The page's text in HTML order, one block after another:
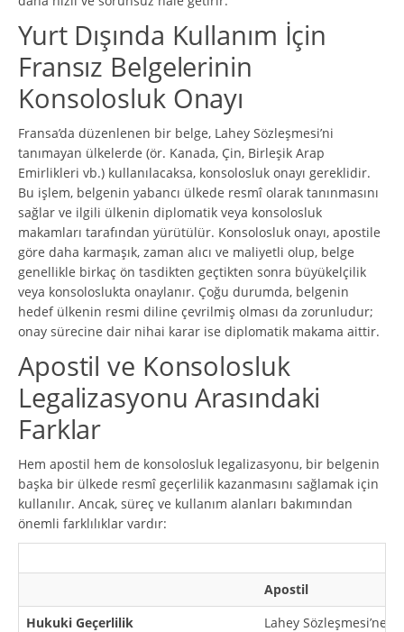
Yurt Dışında Kullanım İçin
Fransız Belgelerinin
Konsolosluk Onayı
Fransa’da düzenlenen bir belge, Lahey Sözleşmesi’ni
tanımayan ülkelerde (ör. Kanada, Çin, Birleşik Arap
Emirlikleri vb.) kullanılacaksa, konsolosluk onayı gereklidir.
Bu işlem, belgenin yabancı ülkede resmî olarak tanınmasını
sağlar ve ilgili ülkenin diplomatik veya konsolosluk
makamları tarafından yürütülür. Konsolosluk onayı, apostile
göre daha karmaşık, zaman alıcı ve maliyetli olup, belge
genellikle birkaç ön tasdikten geçtikten sonra büyükelçilik
veya konsoloslukta onaylanır. Çoğu durumda, belgenin
hedef ülkenin resmi diline çevrilmiş olması da zorunludur;
onay sürecine dair nihai karar ise diplomatik makama aittir.
Apostil ve Konsolosluk
Legalizasyonu Arasındaki
Farklar
Hem apostil hem de konsolosluk legalizasyonu, bir belgenin
başka bir ülkede resmî geçerlilik kazanmasını sağlamak için
kullanılır. Ancak, süreç ve kullanım alanları bakımından
önemli farklılıklar vardır:
Apostil
Hukuki Geçerlilik
Lahey Sözleşmesi’ne